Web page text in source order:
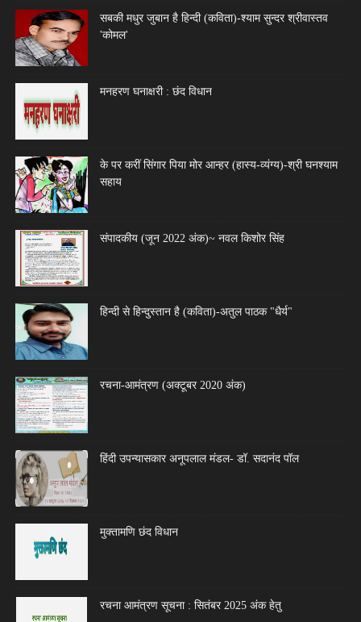
सबकी मधुर जुबान है हिन्दी (कविता)-श्याम सुन्दर श्रीवास्तव
'कोमल'
मनहरण घनाक्षरी : छंद विधान
के पर करीं सिंगार पिया मोर आन्हर (हास्य-व्यंग्य)-श्री घनश्याम
सहाय
संपादकीय (जून 2022 अंक)~ नवल किशोर सिंह
हिन्दी से हिन्दुस्तान है (कविता)-अतुल पाठक "धैर्य"
रचना-आमंत्रण (अक्टूबर 2020 अंक)
हिंदी उपन्यासकार अनूपलाल मंडल- डॉ. सदानंद पॉल
मुक्तामणि छंद विधान
रचना आमंत्रण सूचना : सितंबर 2025 अंक हेतु